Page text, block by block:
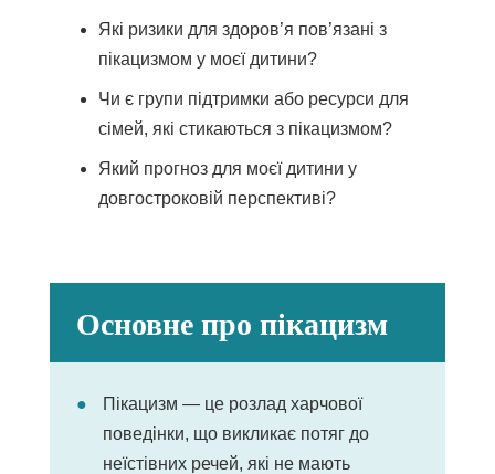
Які ризики для здоров’я пов’язані з
пікацизмом у моєї дитини?
Чи є групи підтримки або ресурси для
сімей, які стикаються з пікацизмом?
Який прогноз для моєї дитини у
довгостроковій перспективі?
Основне про пікацизм
Пікацизм — це розлад харчової
поведінки, що викликає потяг до
неїстівних речей, які не мають